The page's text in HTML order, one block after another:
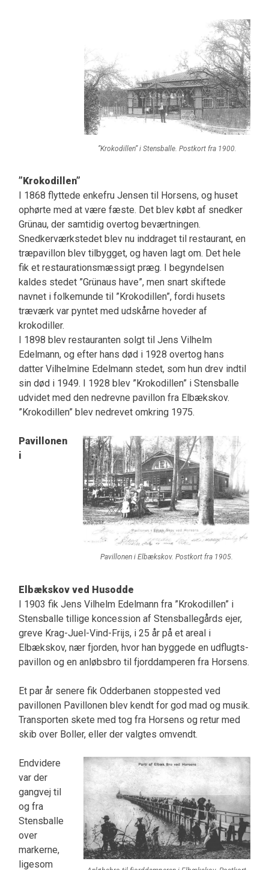
”Krokodillen” i Stensballe. Postkort fra 1900.
”Krokodillen”
I 1868 flyttede enkefru Jensen til Horsens, og huset
ophørte med at være fæste. Det blev købt af snedker
Grünau, der samtidig overtog beværtningen.
Snedkerværkstedet blev nu inddraget til restaurant, en
træpavillon blev tilbygget, og haven lagt om. Det hele
fik et restaurationsmæssigt præg. I begyndelsen
kaldes stedet ”Grünaus have”, men snart skiftede
navnet i folkemunde til ”Krokodillen”, fordi husets
træværk var pyntet med udskårne hoveder af
krokodiller.
I 1898 blev restauranten solgt til Jens Vilhelm
Edelmann, og efter hans død i 1928 overtog hans
datter Vilhelmine Edelmann stedet, som hun drev indtil
sin død i 1949. I 1928 blev ”Krokodillen” i Stensballe
udvidet med den nedrevne pavillon fra Elbækskov.
”Krokodillen” blev nedrevet omkring 1975.
Pavillonen i Elbækskov. Postkort fra 1905.
Pavillonen
i
Elbækskov ved Husodde
I 1903 fik Jens Vilhelm Edelmann fra ”Krokodillen” i
Stensballe tillige koncession af Stensballegårds ejer,
greve Krag-Juel-Vind-Frijs, i 25 år på et areal i
Elbækskov, nær fjorden, hvor han byggede en udflugts-
pavillon og en anløbsbro til fjorddamperen fra Horsens.
Et par år senere fik Odderbanen stoppested ved
pavillonen Pavillonen blev kendt for god mad og musik.
Transporten skete med tog fra Horsens og retur med
skib over Boller, eller der valgtes omvendt.
Endvidere
var der
gangvej til
og fra
Stensballe
over
markerne,
ligesom